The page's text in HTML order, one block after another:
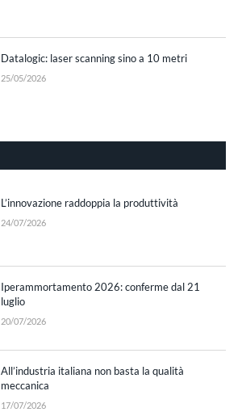
Datalogic: laser scanning sino a 10 metri
25/05/2026
L’innovazione raddoppia la produttività
24/07/2026
Iperammortamento 2026: conferme dal 21
luglio
20/07/2026
All’industria italiana non basta la qualità
meccanica
17/07/2026